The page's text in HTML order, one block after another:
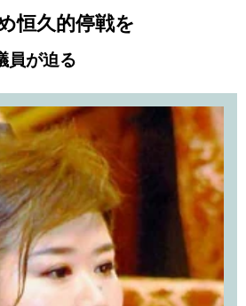
恒久的停戦を
が迫る